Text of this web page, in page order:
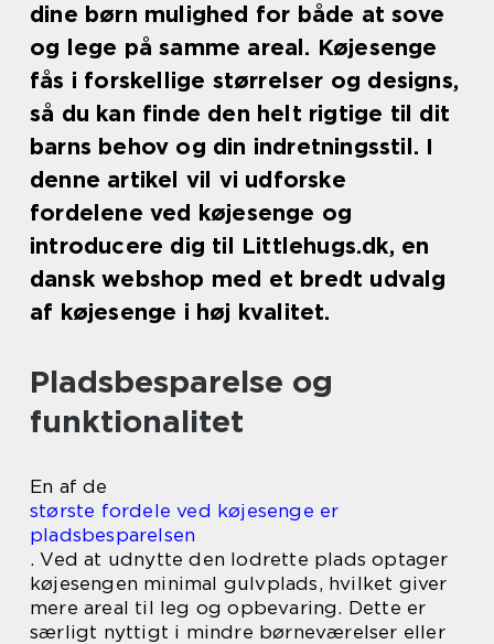
dine børn mulighed for både at sove
og lege på samme areal. Køjesenge
fås i forskellige størrelser og designs,
så du kan finde den helt rigtige til dit
barns behov og din indretningsstil. I
denne artikel vil vi udforske
fordelene ved køjesenge og
introducere dig til Littlehugs.dk, en
dansk webshop med et bredt udvalg
af køjesenge i høj kvalitet.
Pladsbesparelse og
funktionalitet
En af de
største fordele ved køjesenge er
pladsbesparelsen
. Ved at udnytte den lodrette plads optager
køjesengen minimal gulvplads, hvilket giver
mere areal til leg og opbevaring. Dette er
særligt nyttigt i mindre børneværelser eller